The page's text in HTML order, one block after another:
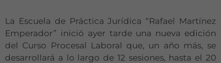
La Escuela de Práctica Jurídica “Rafael Martínez
Emperador” inició ayer tarde una nueva edición
del Curso Procesal Laboral que, un año más, se
desarrollará a lo largo de 12 sesiones, hasta el 20